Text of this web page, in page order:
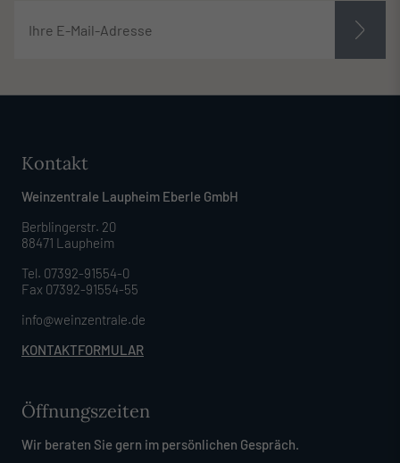
Kontakt
Weinzentrale Laupheim Eberle GmbH
Berblingerstr. 20
88471 Laupheim
Tel. 07392-91554-0
Fax 07392-91554-55
info@weinzentrale.de
KONTAKTFORMULAR
Öffnungszeiten
Wir beraten Sie gern im persönlichen Gespräch.